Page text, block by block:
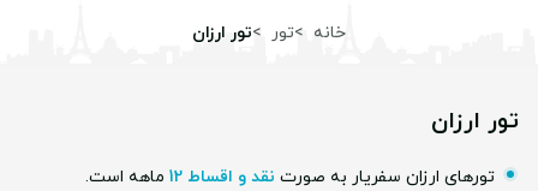
خانه تور تور ارزان
تور ارزان
تورهای ارزان سفریار به صورت نقد و اقساط 12
ماهه است.